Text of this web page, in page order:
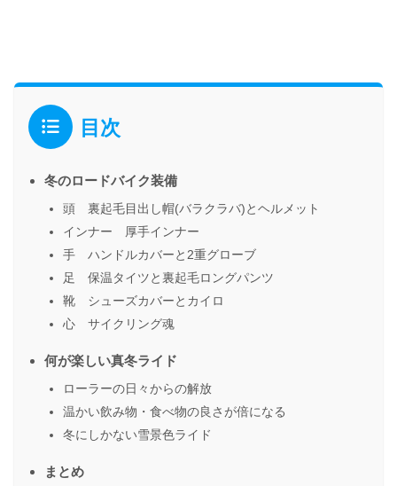
目次
冬のロードバイク装備
頭 裏起毛目出し帽(バラクラバ)とヘルメット
インナー 厚手インナー
手 ハンドルカバーと2重グローブ
足 保温タイツと裏起毛ロングパンツ
靴 シューズカバーとカイロ
心 サイクリング魂
何が楽しい真冬ライド
ローラーの日々からの解放
温かい飲み物・食べ物の良さが倍になる
冬にしかない雪景色ライド
まとめ